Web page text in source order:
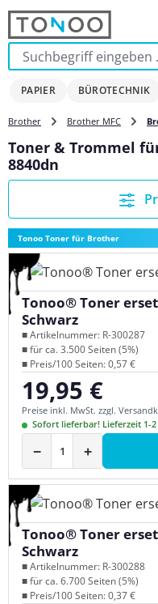
Zum Hauptinhalt
PAPIER BÜROTECHNIK
Brother Brother MFC
Toner & Trommel
8840dn
Tonoo Toner für Brother
Tonoo® Toner
Schwarz
■ Artikelnummer: R-300287
■ für ca. 3.500 Seiten (5%)
■ Preis/100 Seiten: 0,57 €
Regulärer Preis:
19,95 €
Preise inkl. MwSt. zzgl.
Sofort lieferbar! Lieferzeit 1-2
− +
Tonoo® Toner
Schwarz
■ Artikelnummer: R-300288
■ für ca. 6.700 Seiten (5%)
■ Preis/100 Seiten: 0,37 €